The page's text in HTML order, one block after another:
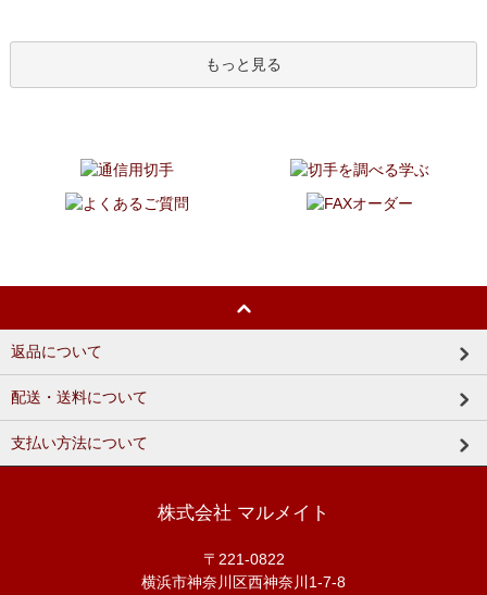
もっと見る
返品について
配送・送料について
支払い方法について
株式会社 マルメイト
〒221-0822
横浜市神奈川区西神奈川1-7-8